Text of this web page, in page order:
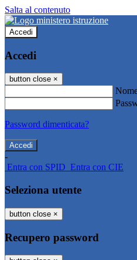
Salta al contenuto
Accedi
Accedi
button close ×
Password dimenticata?
-
Entra con SPID Entra con CIE
Seleziona utente
button close ×
Recupero password